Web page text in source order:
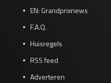
EN: Grandprixnews
F.A.Q.
Huisregels
RSS feed
Adverteren